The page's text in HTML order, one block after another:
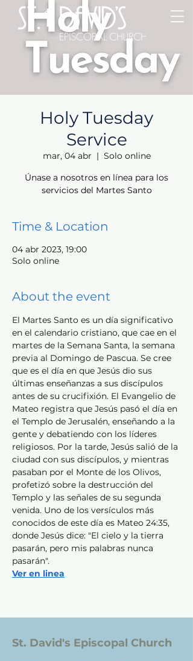
Holy Tuesday
Service
mar, 04 abr
  |
Solo online
Únase a nosotros en línea para los
servicios del Martes Santo
Time & Location
04 abr 2023, 19:00
Solo online
About the event
El Martes Santo es un día significativo
en el calendario cristiano, que cae en el
martes de la Semana Santa, la semana
previa al Domingo de Pascua. Se cree
que es el día en que Jesús dio sus
últimas enseñanzas a sus discípulos
antes de su crucifixión. El Evangelio de
Mateo registra que Jesús pasó el día en
el Templo de Jerusalén, enseñando a la
gente y debatiendo con los líderes
religiosos. Por la tarde, Jesús salió de la
ciudad con sus discípulos, y mientras
pasaban por el Monte de los Olivos,
profetizó sobre la destrucción del
Templo y las señales de su segunda
venida. Uno de los versículos más
conocidos de este día es Mateo 24:35,
donde Jesús dice: "El cielo y la tierra
pasarán, pero mis palabras nunca
pasarán".
Ver en linea
St. David's Episcopal Church